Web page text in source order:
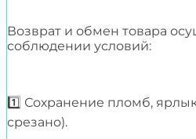
Возврат и обмен товара
соблюдении условий:
1️⃣ Сохранение пломб,
срезано).